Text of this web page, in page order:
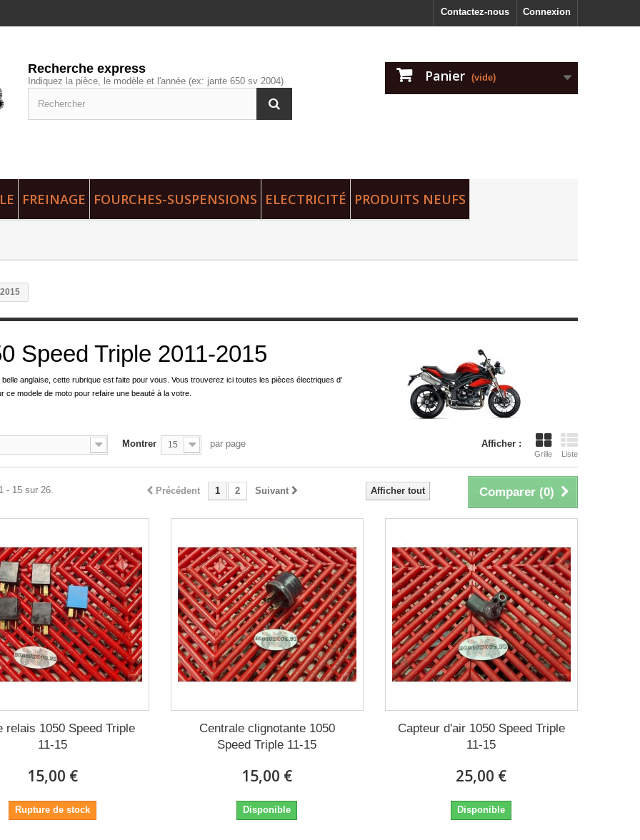
Connexion
Contactez-nous
Recherche express
Indiquez la pièce, le modèle et l'année (ex: jante 650 sv 2004) Panier (vide)
FREINAGE FOURCHES-SUSPENSIONS ELECTRICITÉ PRODUITS NEUFS
Speed Triple 2011-2015
belle anglaise, cette rubrique est faite pour vous. Vous trouverez ici toutes les pièces électriques d'
ce modele de moto pour refaire une beauté à la votre.
Afficher :
Grille Liste
Montrer 15 par page
Comparer (0)
Afficher tout
Précédent 1 2 Suivant
- 15 sur 26.
relais 1050 Speed Triple
11-15
15,00 €
Rupture de stock
Centrale clignotante 1050
Speed Triple 11-15
15,00 €
Disponible
Capteur d'air 1050 Speed Triple
11-15
25,00 €
Disponible